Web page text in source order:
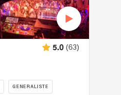
5.0 (63)
GENERALISTE